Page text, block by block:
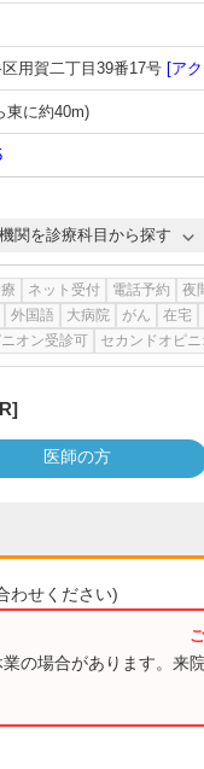
用賀二丁目39番17号 [ア
東に約40m)
関を診療科目から探す
ネット受付 電話予約 夜
外国語 大病院 がん 在宅
オン受診可
セカンドオピ
医師の方
わせください)
の場合があります。来